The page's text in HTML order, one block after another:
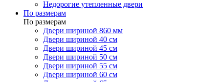
Недорогие утепленные двери
По размерам
По размерам
Двери шириной 860 мм
Двери шириной 40 см
Двери шириной 45 см
Двери шириной 50 см
Двери шириной 55 см
Двери шириной 60 см